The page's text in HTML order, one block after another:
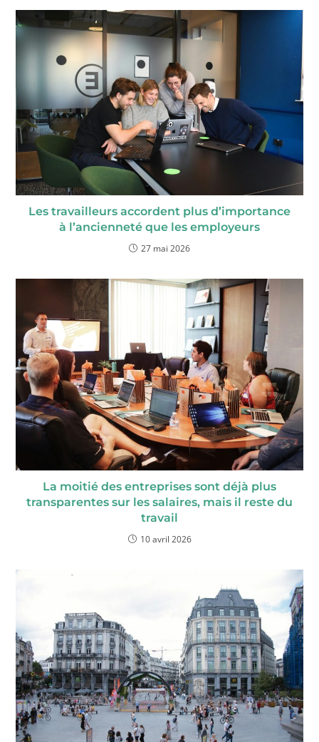
Les travailleurs accordent plus d’importance
à l’ancienneté que les employeurs
27 mai 2026
La moitié des entreprises sont déjà plus
transparentes sur les salaires, mais il reste du
travail
10 avril 2026